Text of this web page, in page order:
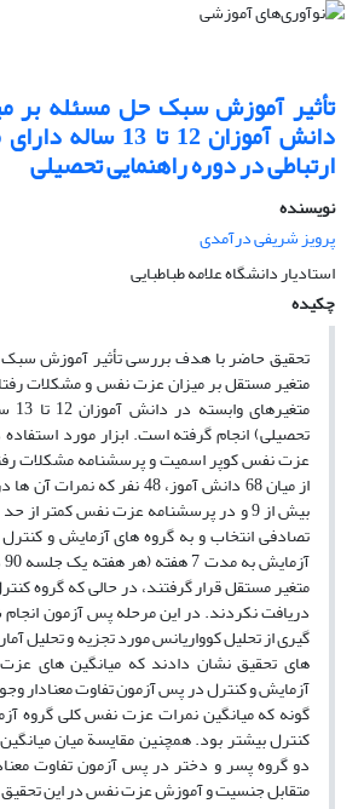
تأثیر آموزش سبک حل مسئله بر
دانش آموزان 12 تا
ارتباطی در دوره راهنمایی تحصیلی
نویسنده
پرویز شریفی درآمدی
استادیار دانشگاه علامه طباطبایی
چکیده
تحقیق حاضر با هدف بررسی تأثیر آموزش
متغیر مستقل بر میزان عزت نفس و مشکلات
تحصیلی) انجام گرفته است. ابزار مورد
عزت نفس کوپر اسمیت و پرسشنامه مشکلات
بیش از 9 و در پرسشنامه عزت نفس کمتر از
تصادفی انتخاب و به گروه های آزمایش و
متغیر مستقل قرار گرفتند، در حالی که گروه
دریافت نکردند. در این مرحله پس آزمون انجام
گیری از تحلیل کوواریانس مورد تجزیه و تحلیل
های تحقیق نشان دادند که میانگین های
گونه که میانگین نمرات عزت نفس کلی گروه
کنترل بیشتر بود. همچنین مقایسة میان
دو گروه پسر و دختر در پس آزمون تفاوت
متقابل جنسیت و آموزش عزت نفس در این تحقیق